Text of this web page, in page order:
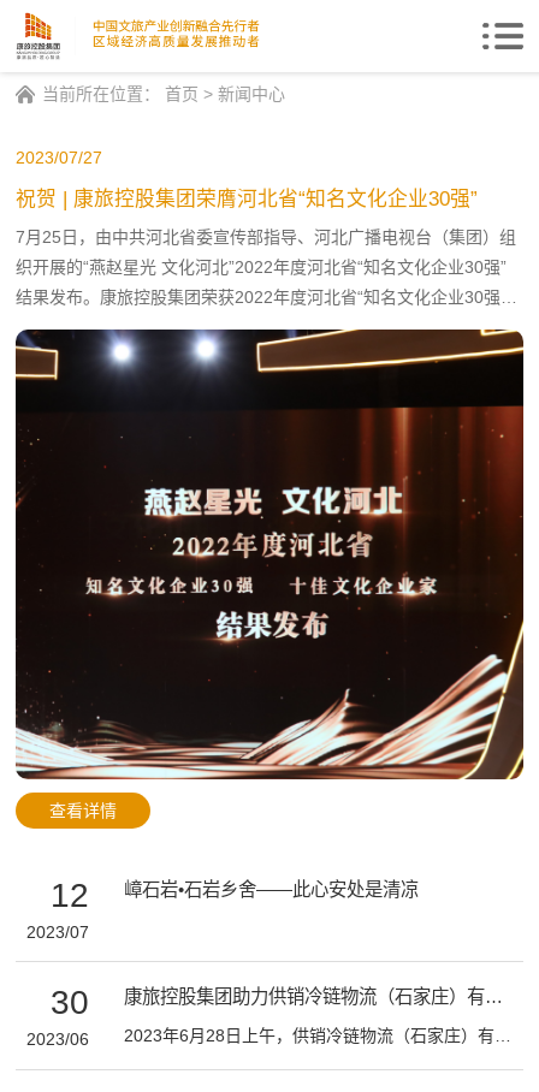
当前所在位置：
首页 >新闻中心
2023/07/27
祝贺 | 康旅控股集团荣膺河北省“知名文化企业30强”
7月25日，由中共河北省委宣传部指导、河北广播电视台（集团）组
织开展的“燕赵星光 文化河北”2022年度河北省“知名文化企业30强”
结果发布。康旅控股集团荣获2022年度河北省“知名文化企业30强”
称号！ 此外，不久前集团自主开发运营的西柏坡柏里水乡被评为“河
北省十大文化产业项目”。这些奖项，是康旅控股集团“以文为脉，以
人为本，以生态为基础，以产业为核心”理念的最佳证明，是社会各
界对康旅控股集团推动农文旅康养产业融合发展的高度肯定。未来，
康旅集团将继续秉承“创造文明，服务民众，康旅品质，匠心智造”的
企业信念，遵循“科技引领，创新驱动，教育赋能，融合前行”的指导
思想，以使命传承者的坚持，以行业领跑者的担当，做产、学、研、
用相结合的实践者，做中国文旅产业创新融合先行者，做区域经济高
质量发展的推
查看详情
12
2023/07
嶂石岩•石岩乡舍——此心安处是清凉
30
2023/06
康旅控股集团助力供销冷链物流（石家庄）有限公司冷库开仓仪式成功举办
2023年6月28日上午，供销冷链物流（石家庄）有限公司冷库开仓仪式在中国（河北）自由贸易试验区正定片高新技术产业开发区成功举办。康旅控股集团旗下河北汇景广告传媒为本次活动提供全面支持，全力保障活动高质量完成。 石家庄市人民政府国资委、正定县政府、正定高新区管委会常务、正定高新区现代物流局等单位领导 受邀出席本次活动，并对供销石家庄公司未来发展提出了殷切希望。 活动现场的领导及嘉宾共同见证了供销冷链物流（石家庄）有限公司冷库正式开仓启动，这预示着公司将开启全面发展新篇章。